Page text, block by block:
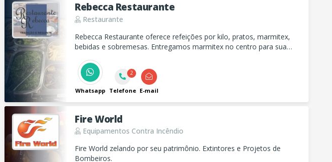
Rebecca Restaurante
Restaurante
Rebecca Restaurante oferece refeições por kilo, pratos, marmitex,
bebidas e sobremesas. Entregamos marmitex no centro para sua
Whatsapp
2
Telefone E-mail
Fire World
Equipamentos Contra Incêndio
Fire World zelando por seu patrimônio. Extintores e Projetos de
Bombeiros.